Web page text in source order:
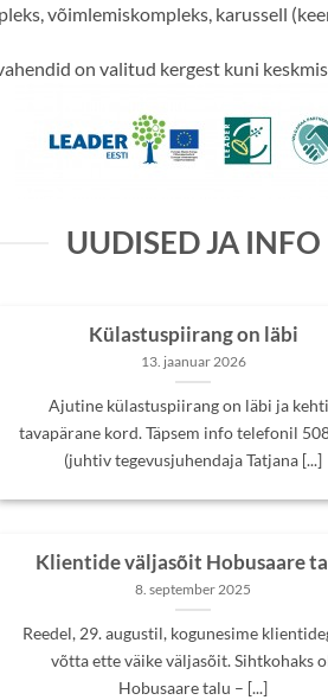
võimlemiskompleks, karussell
on valitud kergest kuni
UUDISED JA INFO
Külastuspiirang on läbi
13. jaanuar 2026
Ajutine külastuspiirang on läbi ja
tavapärane kord. Täpsem info telefonil
(juhtiv tegevusjuhendaja Tatjana [...]
Klientide väljasõit Hobusaare
8. september 2025
Reedel, 29. augustil, kogunesime
võtta ette väike väljasõit. Sihtkohaks
Hobusaare talu – [...]